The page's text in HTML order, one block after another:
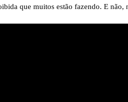
que muitos estão fazendo. E não,